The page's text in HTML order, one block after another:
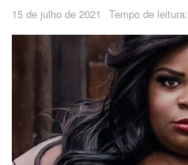
15 de julho de 2021 Tempo de